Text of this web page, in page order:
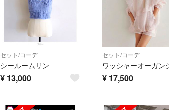
セット/コーデ
シールームリン
¥ 13,000
セット/コーデ
¥ 17,500